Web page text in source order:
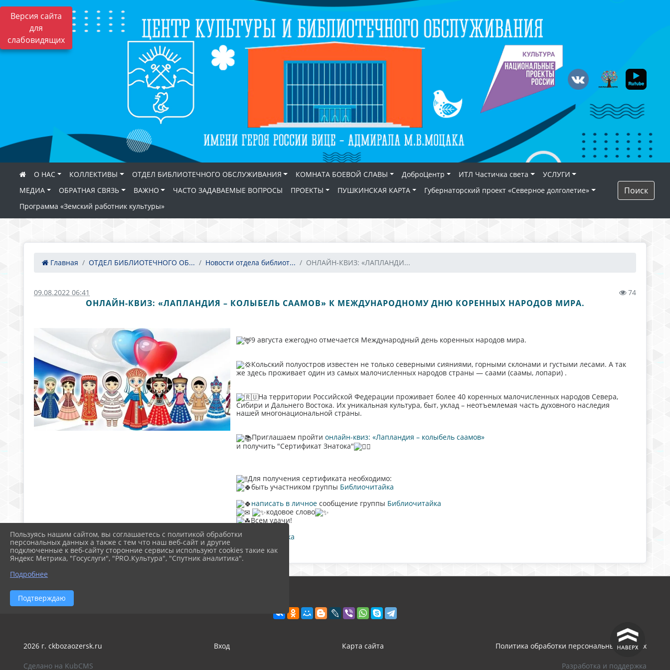
Версия сайта
для
слабовидящих
О НАС КОЛЛЕКТИВЫ ОТДЕЛ БИБЛИОТЕЧНОГО ОБСЛУЖИВАНИЯ КОМНАТА БОЕВОЙ СЛАВЫ ДоброЦентр ИТЛ Частичка света
УСЛУГИ
МЕДИА
ОБРАТНАЯ СВЯЗЬ ВАЖНО ЧАСТО ЗАДАВАЕМЫЕ ВОПРОСЫ ПРОЕКТЫ ПУШКИНСКАЯ КАРТА
Губернаторский проект «Северное долголетие»
Программа «Земский работник культуры»
Поиск
Главная ОТДЕЛ БИБЛИОТЕЧНОГО ОБ... Новости отдела библиот... ОНЛАЙН-КВИЗ: «ЛАПЛАНДИ...
09.08.2022 06:41 74
ОНЛАЙН-КВИЗ: «ЛАПЛАНДИЯ – КОЛЫБЕЛЬ СААМОВ» К МЕЖДУНАРОДНОМУ ДНЮ КОРЕННЫХ НАРОДОВ МИРА.
9 августа ежегодно отмечается Международный день коренных народов мира.
Кольский полуостров известен не только северными сияниями, горными склонами и густыми лесами. А так
же здесь проживает один из самых малочисленных народов страны — саами (саамы, лопари) .
На территории Российской Федерации проживает более 40 коренных малочисленных народов Севера,
Сибири и Дальнего Востока. Их уникальная культура, быт, уклад – неотъемлемая часть духовного наследия
нашей многонациональной страны.
Приглашаем пройти онлайн-квиз: «Лапландия – колыбель саамов»
и получить "Сертификат Знатока"
Для получения сертификата необходимо:
быть участником группы Библиочитайка
написать в личноесообщение группы Библиочитайка
кодовое слово
Всем удачи!
#Библиочитайка
^
2026 г. ckbozaozersk.ru Вход Карта сайта Политика обработки персональных данных
Сделано на KubCMS Разработка и поддержка
Пользуясь нашим сайтом, вы соглашаетесь с политикой обработки
персональных данных а также с тем что наш веб-сайт и другие
подключенные к веб-сайту сторонние сервисы используют cookies такие как
Яндекс Метрика, "Госуслуги", "PRO.Культура", "Спутник аналитика".
Подробнее
Подтверждаю